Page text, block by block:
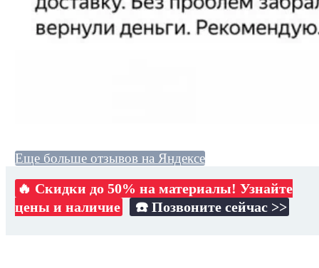
Еще больше отзывов на Яндексе
🔥 Скидки до 50% на материалы! Узнайте
цены и наличие
☎️ Позвоните сейчас >>